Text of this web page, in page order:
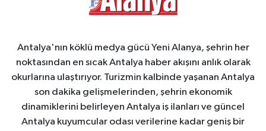
Antalya'nın köklü medya gücü Yeni Alanya, şehrin her
noktasından en sıcak Antalya haber akışını anlık olarak
okurlarına ulaştırıyor. Turizmin kalbinde yaşanan Antalya
son dakika gelişmelerinden, şehrin ekonomik
dinamiklerini belirleyen Antalya iş ilanları ve güncel
Antalya kuyumcular odası verilerine kadar geniş bir